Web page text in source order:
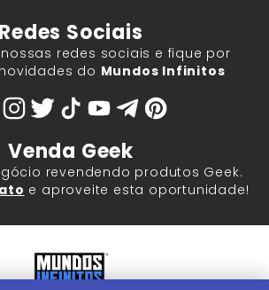
Redes Sociais
redes sociais e fique por
do Mundos Infinitos
Venda Geek
revendendo produtos Geek.
e aproveite esta oportunidade!